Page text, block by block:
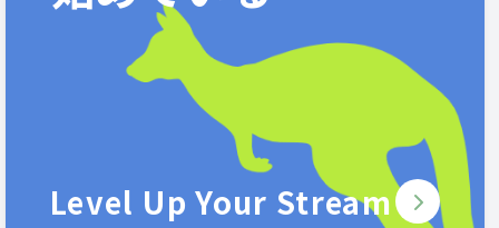
Level Up Your Stream